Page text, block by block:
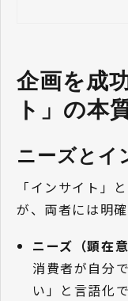
企画を成
ト」の本
ニーズとイ
「インサイト」
が、両者には明
ニーズ（顕在意
消費者が自分
い」と言語化